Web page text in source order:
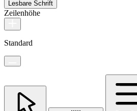
Lesbare Schrift
Zeilenhöhe
Standard